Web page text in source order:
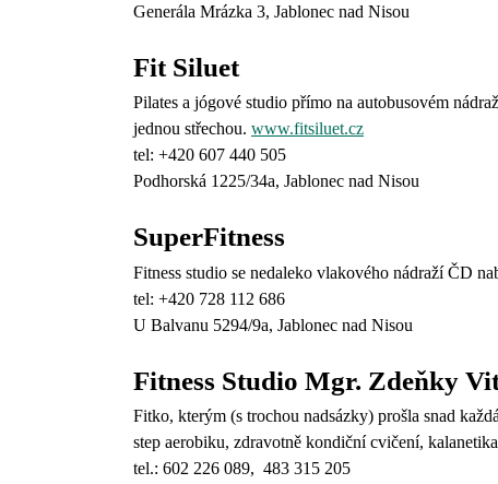
Generála Mrázka 3, Jablonec nad Nisou
Fit Siluet
Pilates a jógové studio přímo na autobusovém
jednou střechou. www.fitsiluet.cz
tel: +420 607 440 505
Podhorská 1225/34a, Jablonec nad Nisou
SuperFitness
Fitness studio se nedaleko vlakového nádraží ČD
tel: +420 728 112 686
U Balvanu 5294/9a, Jablonec nad Nisou
Fitness Studio Mgr. Zdeňky
Fitko, kterým (s trochou nadsázky) prošla snad
step aerobiku, zdravotně kondiční cvičení,
tel.: 602 226 089, 483 315 205